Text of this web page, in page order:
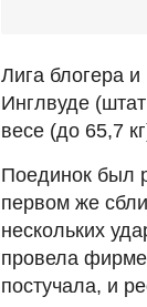
Лига блогера
Инглвуде
весе (до 65,7
Поединок был
первом же
нескольких
провела
постучала, и